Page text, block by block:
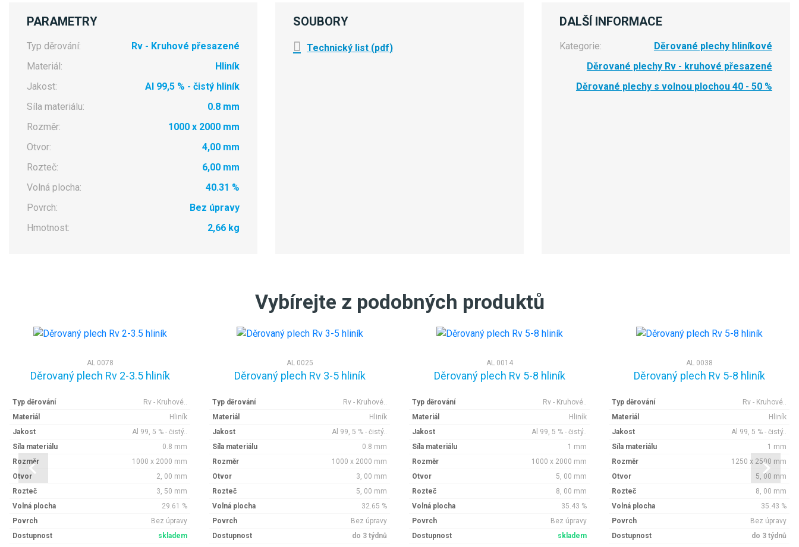
PARAMETRY
Typ děrování:
Rv - Kruhové přesazené
Materiál:
Hliník
Jakost:
Al 99,5 % - čistý hliník
Síla materiálu:
0.8 mm
Rozměr:
1000 x 2000 mm
Otvor:
4,00 mm
Rozteč:
6,00 mm
Volná plocha:
40.31 %
Povrch:
Bez úpravy
Hmotnost:
2,66 kg
SOUBORY
Technický list (pdf)
DALŠÍ INFORMACE
Kategorie:
Děrované plechy hliníkové
Děrované plechy Rv - kruhové přesazené
Děrované plechy s volnou plochou 40 - 50 %
Vybírejte z podobných produktů
AL 0078
Děrovaný plech Rv 2-3.5 hliník
Typ děrování
Rv - Kruhové..
Materiál
Hliník
Jakost
Al 99, 5 % - čistý..
Síla materiálu
0.8 mm
Rozměr
1000 x 2000 mm
Otvor
2, 00 mm
Rozteč
3, 50 mm
Volná plocha
29.61 %
Povrch
Bez úpravy
Dostupnost
skladem
AL 0025
Děrovaný plech Rv 3-5 hliník
Typ děrování
Rv - Kruhové..
Materiál
Hliník
Jakost
Al 99, 5 % - čistý..
Síla materiálu
0.8 mm
Rozměr
1000 x 2000 mm
Otvor
3, 00 mm
Rozteč
5, 00 mm
Volná plocha
32.65 %
Povrch
Bez úpravy
Dostupnost
do 3 týdnů
AL 0014
Děrovaný plech Rv 5-8 hliník
Typ děrování
Rv - Kruhové..
Materiál
Hliník
Jakost
Al 99, 5 % - čistý..
Síla materiálu
1 mm
Rozměr
1000 x 2000 mm
Otvor
5, 00 mm
Rozteč
8, 00 mm
Volná plocha
35.43 %
Povrch
Bez úpravy
Dostupnost
skladem
AL 0038
Děrovaný plech Rv 5-8 hliník
Typ děrování
Rv - Kruhové..
Materiál
Hliník
Jakost
Al 99, 5 % - čistý..
Síla materiálu
1 mm
Rozměr
1250 x 2500 mm
Otvor
5, 00 mm
Rozteč
8, 00 mm
Volná plocha
35.43 %
Povrch
Bez úpravy
Dostupnost
do 3 týdnů